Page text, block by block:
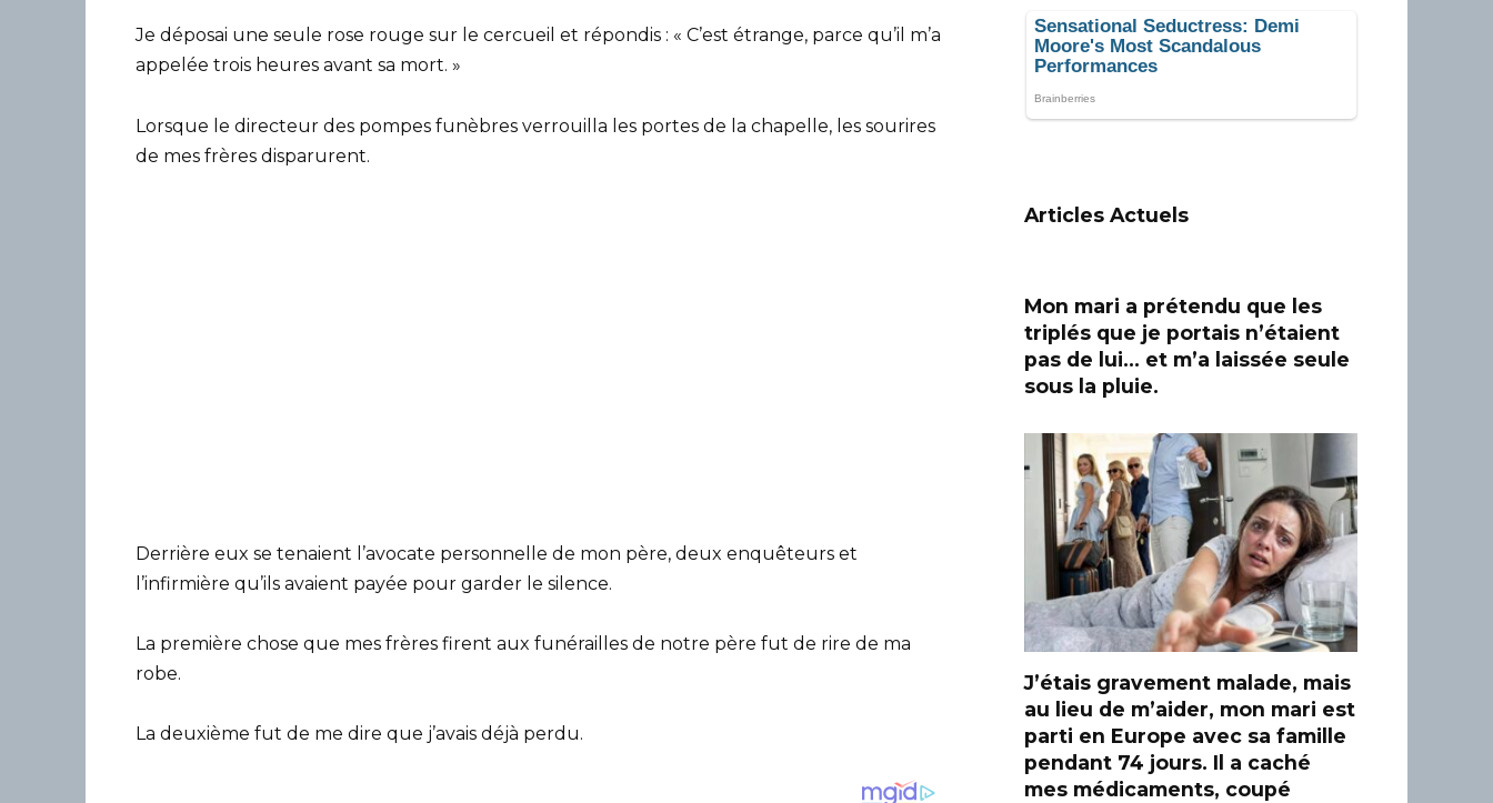
Je déposai une seule rose rouge sur le cercueil et répondis : « C’est étrange, parce qu’il m’a
appelée trois heures avant sa mort. »
Lorsque le directeur des pompes funèbres verrouilla les portes de la chapelle, les sourires
de mes frères disparurent.
Derrière eux se tenaient l’avocate personnelle de mon père, deux enquêteurs et
l’infirmière qu’ils avaient payée pour garder le silence.
La première chose que mes frères firent aux funérailles de notre père fut de rire de ma
robe.
La deuxième fut de me dire que j’avais déjà perdu.
Articles Actuels
Mon mari a prétendu que les
triplés que je portais n’étaient
pas de lui… et m’a laissée seule
sous la pluie.
J’étais gravement malade, mais
au lieu de m’aider, mon mari est
parti en Europe avec sa famille
pendant 74 jours. Il a caché
mes médicaments, coupé